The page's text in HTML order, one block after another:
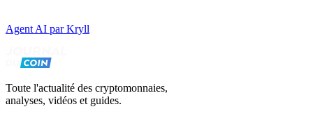
Agent AI par Kryll
Toute l'actualité des cryptomonnaies,
analyses, vidéos et guides.